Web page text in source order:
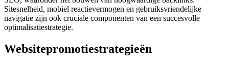
Sitesnelheid, mobiel reactievermogen en gebruiksvriendelijke
navigatie zijn ook cruciale componenten van een succesvolle
optimalisatiestrategie.
Websitepromotiestrategieën